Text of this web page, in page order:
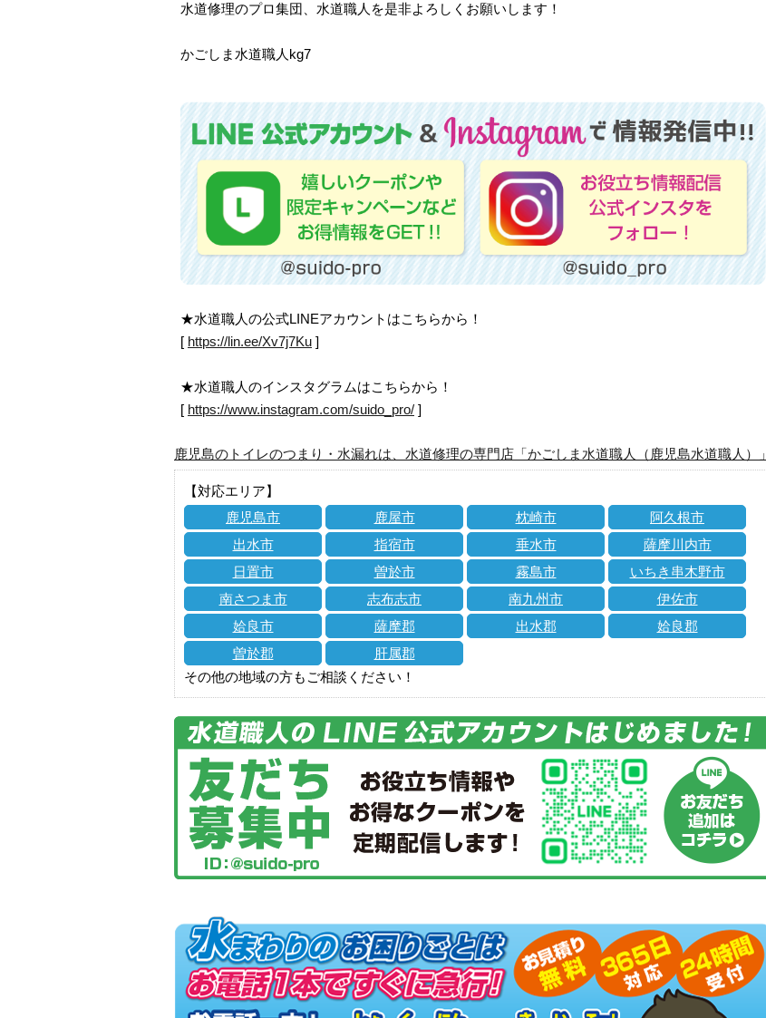
水道修理のプロ集団、水道職人を是非よろしくお願いします！
かごしま水道職人kg7
★水道職人の公式LINEアカウントはこちらから！
[ https://lin.ee/Xv7j7Ku ]
★水道職人のインスタグラムはこちらから！
[ https://www.instagram.com/suido_pro/ ]
鹿児島のトイレのつまり・水漏れは、水道修理の専門店「かごしま水道職人（鹿児島水道職人）」
【対応エリア】
鹿児島市
鹿屋市 枕崎市
阿久根市
出水市
指宿市 垂水市
薩摩川内市
日置市
曽於市 霧島市
いちき串木野市
南さつま市
志布志市 南九州市
伊佐市
姶良市
薩摩郡 出水郡
姶良郡
曽於郡
肝属郡
その他の地域の方もご相談ください！